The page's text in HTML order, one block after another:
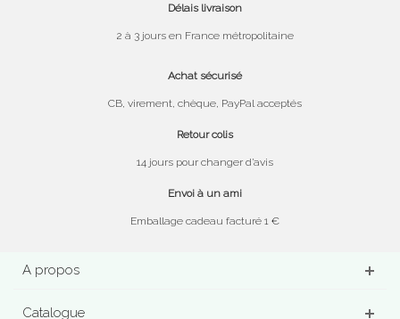
Délais livraison
2 à 3 jours en France métropolitaine
Achat sécurisé
CB, virement, chèque, PayPal acceptés
Retour colis
14 jours pour changer d’avis
Envoi à un ami
Emballage cadeau facturé 1 €
A propos
Catalogue